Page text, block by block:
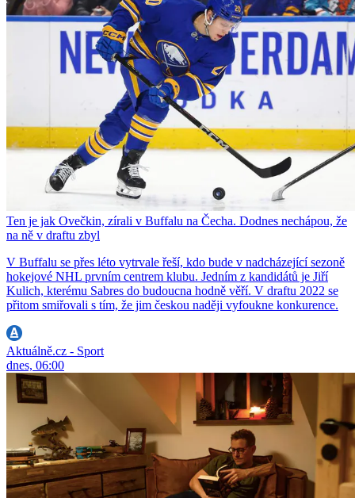
Ten je jak Ovečkin, zírali v Buffalu na Čecha. Dodnes nechápou, že
na ně v draftu zbyl
V Buffalu se přes léto vytrvale řeší, kdo bude v nadcházející sezoně
hokejové NHL prvním centrem klubu. Jedním z kandidátů je Jiří
Kulich, kterému Sabres do budoucna hodně věří. V draftu 2022 se
přitom smiřovali s tím, že jim českou naději vyfoukne konkurence.
Aktuálně.cz - Sport
dnes, 06:00